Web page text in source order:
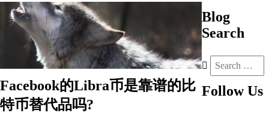
Facebook的Libra币是靠谱的比
特币替代品吗?
Blog
Search
Follow Us